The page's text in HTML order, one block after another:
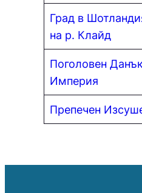
Град в
на р. Клайд
Поголовен
Империя
Препечен